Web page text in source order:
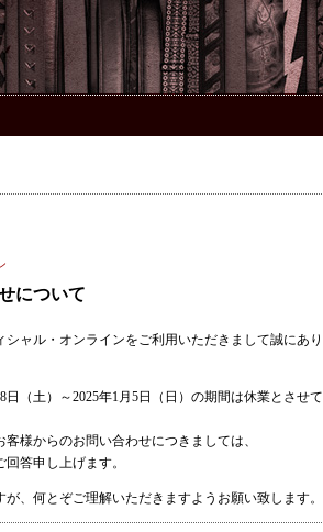
について
シャル・オンラインをご利用いただきまして誠にあり
日（土）～2025年1月5日（日）の期間は休業とさせて
様からのお問い合わせにつきましては、
答申し上げます。
、何とぞご理解いただきますようお願い致します。